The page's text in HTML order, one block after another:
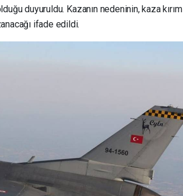
duyuruldu. Kazanın nedeninin, kaza kırım
ifade edildi.